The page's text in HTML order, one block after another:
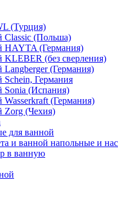
(Турция)
Classic (Польша)
HAYTA (Германия)
KLEBER (без сверления)
Langberger (Германия)
Schein, Германия
Sonia (Испания)
Wasserkraft (Германия)
Zorg (Чехия)
для ванной
и ванной напольные и
в ванную